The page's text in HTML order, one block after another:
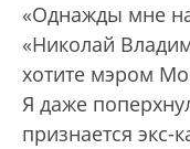
«Однажды мне
«Николай
хотите мэром
Я даже
признается